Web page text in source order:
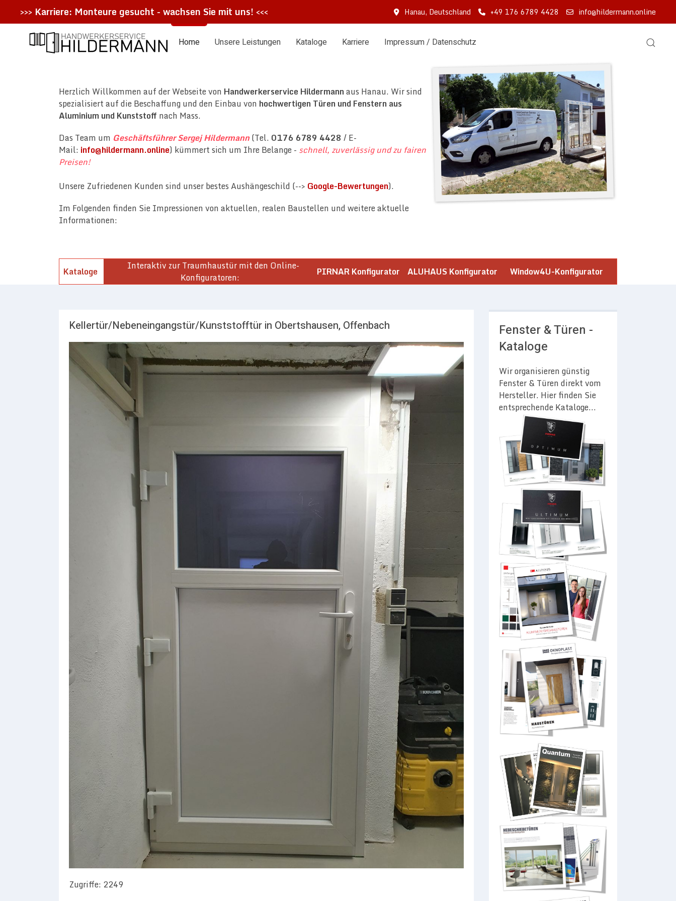
>>> Karriere: Monteure gesucht - wachsen Sie mit uns! <<< Hanau, Deutschland +49 176 6789 4428 info@hildermann.online
Home Unsere Leistungen Kataloge Karriere Impressum / Datenschutz
Herzlich Willkommen auf der Webseite von Handwerkerservice Hildermannaus Hanau. Wir sind
spezialisiert auf die Beschaffung und den Einbau von hochwertigen Türen und Fenstern aus
Aluminium und Kunststoff nach Mass.
Das Team um Geschäftsführer Sergej Hildermann(Tel. 0176 6789 4428 / E-
Mail: info@hildermann.online) kümmert sich um Ihre Belange - schnell, zuverlässig und zu fairen
Preisen!
Unsere Zufriedenen Kunden sind unser bestes Aushängeschild (--> Google-Bewertungen).
Im Folgenden finden Sie Impressionen von aktuellen, realen Baustellen und weitere aktuelle
Informationen:
Kataloge
Interaktiv zur Traumhaustür mit den Online-
Konfiguratoren:
PIRNAR Konfigurator ALUHAUS Konfigurator Window4U-Konfigurator
Kellertür/Nebeneingangstür/Kunststofftür in Obertshausen, Offenbach
Zugriffe: 2249
Fenster & Türen -
Kataloge
Wir organisieren günstig
Fenster & Türen direkt vom
Hersteller. Hier finden Sie
entsprechende Kataloge...